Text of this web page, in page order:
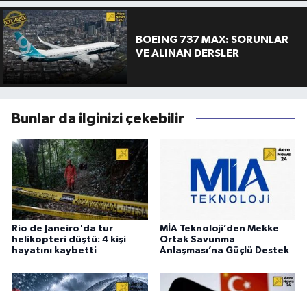
BOEING 737 MAX: SORUNLAR
VE ALINAN DERSLER
Bunlar da ilginizi çekebilir
Rio de Janeiro'da tur
helikopteri düştü: 4 kişi
hayatını kaybetti
MİA Teknoloji’den Mekke
Ortak Savunma
Anlaşması’na Güçlü Destek